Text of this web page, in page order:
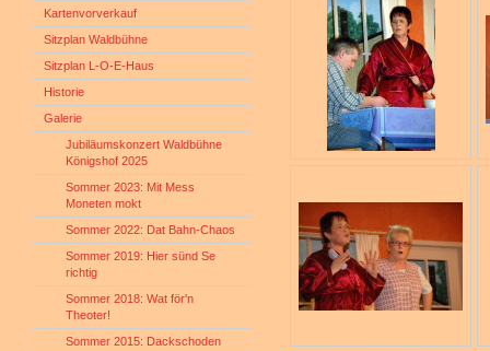
Kartenvorverkauf
Sitzplan Waldbühne
Sitzplan L-O-E-Haus
Historie
Galerie
Jubiläumskonzert Waldbühne
Königshof 2025
Sommer 2023: Mit Mess
Moneten mokt
Sommer 2022: Dat Bahn-Chaos
Sommer 2019: Hier sünd Se
richtig
Sommer 2018: Wat för'n
Theoter!
Sommer 2015: Dackschoden